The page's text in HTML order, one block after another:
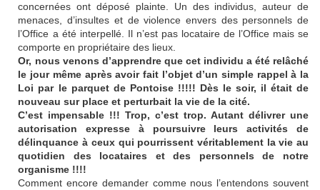
concernées ont déposé plainte. Un des individus, auteur de
menaces, d’insultes et de violence envers des personnels de
l’Office a été interpellé. Il n’est pas locataire de l’Office mais se
comporte en propriétaire des lieux.
Or, nous venons d’apprendre que cet individu a été relâché
le jour même après avoir fait l’objet d’un simple rappel à la
Loi par le parquet de Pontoise !!!!! Dès le soir, il était de
nouveau sur place et perturbait la vie de la cité.
C’est impensable !!! Trop, c’est trop. Autant délivrer une
autorisation expresse à poursuivre leurs activités de
délinquance à ceux qui pourrissent véritablement la vie au
quotidien des locataires et des personnels de notre
organisme !!!!
Comment encore demander comme nous l’entendons souvent